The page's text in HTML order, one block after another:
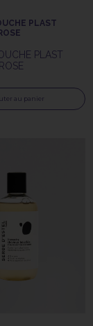
PLAST
PLAST
au panier